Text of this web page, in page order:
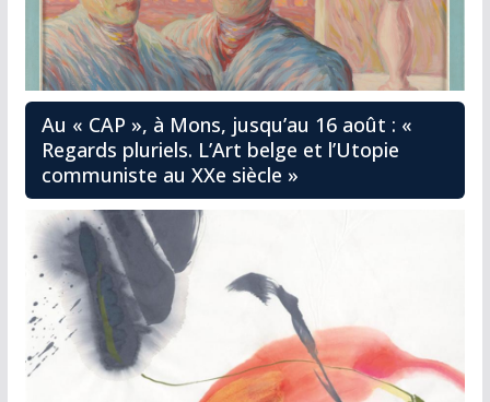
Au « CAP », à Mons, jusqu’au 16 août : «
Regards pluriels. L’Art belge et l’Utopie
communiste au XXe siècle »